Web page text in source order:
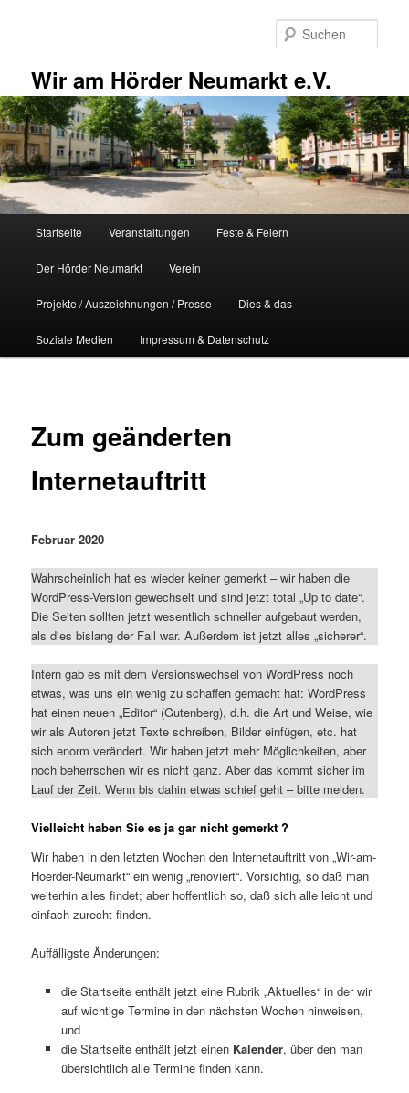
Wir am Hörder Neumarkt e.V.
Startseite Veranstaltungen Feste & Feiern
Der Hörder Neumarkt Verein
Projekte / Auszeichnungen / Presse Dies & das
Soziale Medien Impressum & Datenschutz
Zum geänderten
Internetauftritt
Februar 2020
Wahrscheinlich hat es wieder keiner gemerkt – wir haben die
WordPress-Version gewechselt und sind jetzt total „Up to date“.
Die Seiten sollten jetzt wesentlich schneller aufgebaut werden,
als dies bislang der Fall war. Außerdem ist jetzt alles „sicherer“.
Intern gab es mit dem Versionswechsel von WordPress noch
etwas, was uns ein wenig zu schaffen gemacht hat: WordPress
hat einen neuen „Editor“ (Gutenberg), d.h. die Art und Weise, wie
wir als Autoren jetzt Texte schreiben, Bilder einfügen, etc. hat
sich enorm verändert. Wir haben jetzt mehr Möglichkeiten, aber
noch beherrschen wir es nicht ganz. Aber das kommt sicher im
Lauf der Zeit. Wenn bis dahin etwas schief geht – bitte melden.
Vielleicht haben Sie es ja gar nicht gemerkt ?
Wir haben in den letzten Wochen den Internetauftritt von „Wir-am-
Hoerder-Neumarkt“ ein wenig „renoviert“. Vorsichtig, so daß man
weiterhin alles findet; aber hoffentlich so, daß sich alle leicht und
einfach zurecht finden.
Auffälligste Änderungen:
die Startseite enthält jetzt eine Rubrik „Aktuelles“ in der wir
auf wichtige Termine in den nächsten Wochen hinweisen,
und
die Startseite enthält jetzt einen Kalender, über den man
übersichtlich alle Termine finden kann.